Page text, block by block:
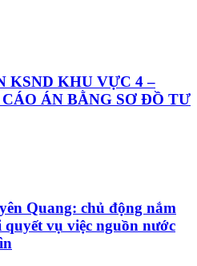
KSND KHU VỰC 4 –
ÁN BẰNG SƠ ĐỒ TƯ
Quang: chủ động nắm
vụ việc nguồn nước